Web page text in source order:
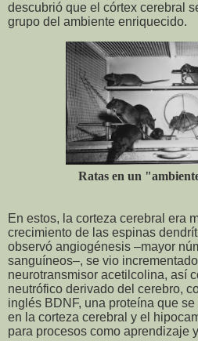
descubrió que el córtex cerebral
grupo del ambiente enriquecido.
Ratas en un
En estos, la corteza cerebral era
crecimiento de las espinas
observó angiogénesis –mayor
sanguíneos–, se vio
neurotransmisor acetilcolina, así
neutrófico derivado del cerebro,
inglés BDNF, una proteína que
en la corteza cerebral y el
para procesos como aprendizaje